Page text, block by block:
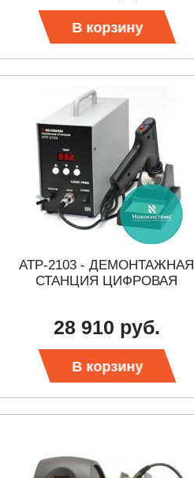
В корзину
АТР-2103 - ДЕМОНТАЖНАЯ
СТАНЦИЯ ЦИФРОВАЯ
28 910 руб.
В корзину